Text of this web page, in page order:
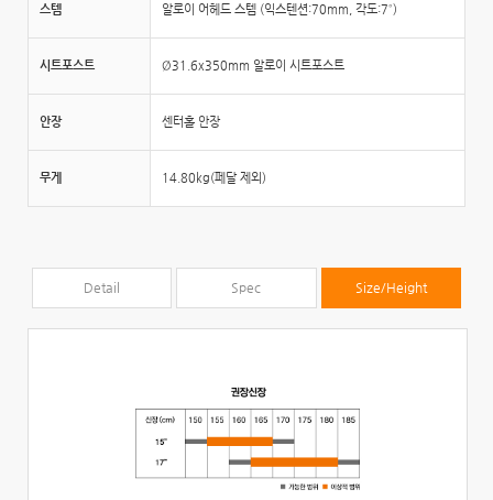
스템 알로이 어헤드 스템 (익스텐션:70mm, 각도:7˚)
시트포스트 Ø31.6x350mm 알로이 시트포스트
안장 센터홀 안장
무게 14.80kg(페달 제외)
Detail Spec Size/Height